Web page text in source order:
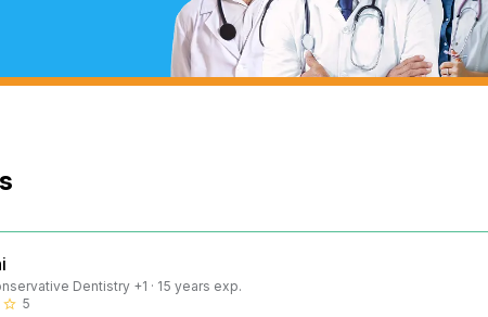
Dentistry +1 · 15 years exp.
star_border 5